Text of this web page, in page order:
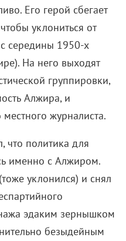
Его герой сбегает
уклониться от
середины 1950-х
На него выходят
группировки,
Алжира, и
журналиста.
что политика для
именно с Алжиром.
уклонился) и снял
эдаким зернышком
безыдейным